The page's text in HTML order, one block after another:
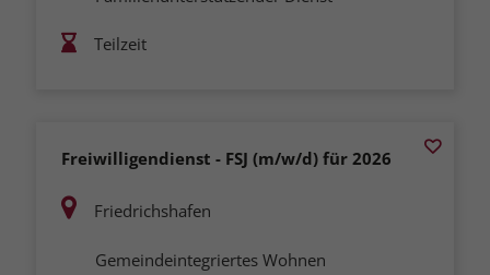
Teilzeit
Freiwilligendienst - FSJ (m/w/d) für 2026
Friedrichshafen
Gemeindeintegriertes Wohnen